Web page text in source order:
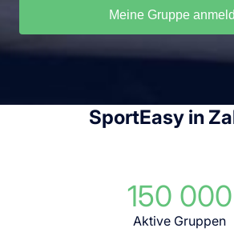
Meine Gruppe
SportEasy in
150 000
Aktive Gruppen